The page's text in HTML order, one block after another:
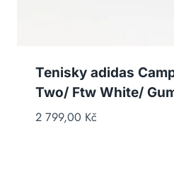
Tenisky adidas
Two/ Ftw White/
2 799,00 Kč